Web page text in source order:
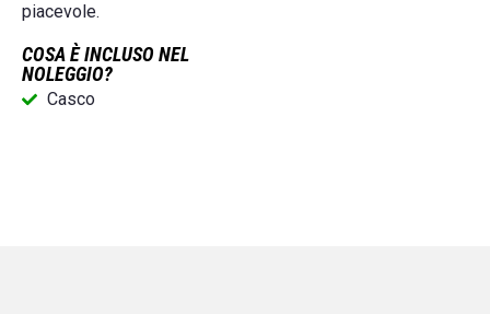
piacevole.
COSA È INCLUSO NEL
NOLEGGIO?
Casco